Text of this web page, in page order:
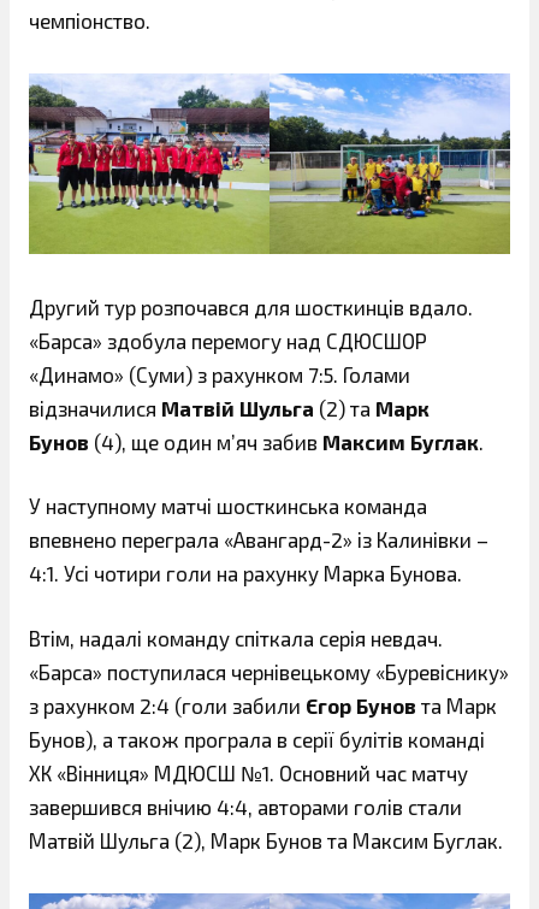
чемпіонство.
Другий тур розпочався для шосткинців вдало.
«Барса» здобула перемогу над СДЮСШОР
«Динамо» (Суми) з рахунком 7:5. Голами
відзначилися Матвій Шульга (2) та Марк
Бунов (4), ще один м’яч забив Максим Буглак
У наступному матчі шосткинська команда
впевнено переграла «Авангард-2» із Калинівки –
4:1. Усі чотири голи на рахунку Марка Бунова.
Втім, надалі команду спіткала серія невдач.
«Барса» поступилася чернівецькому «Буревіснику»
з рахунком 2:4 (голи забили Єгор Бунов та Марк
Бунов), а також програла в серії булітів команді
ХК «Вінниця» МДЮСШ №1. Основний час матчу
завершився внічию 4:4, авторами голів стали
Матвій Шульга (2), Марк Бунов та Максим Буглак.